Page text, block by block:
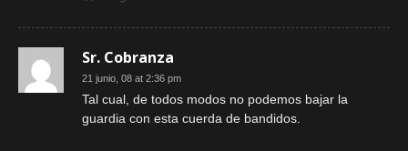
Sr. Cobranza
21 junio, 08 at 2:36 pm
Tal cual, de todos modos no podemos bajar la
guardia con esta cuerda de bandidos.